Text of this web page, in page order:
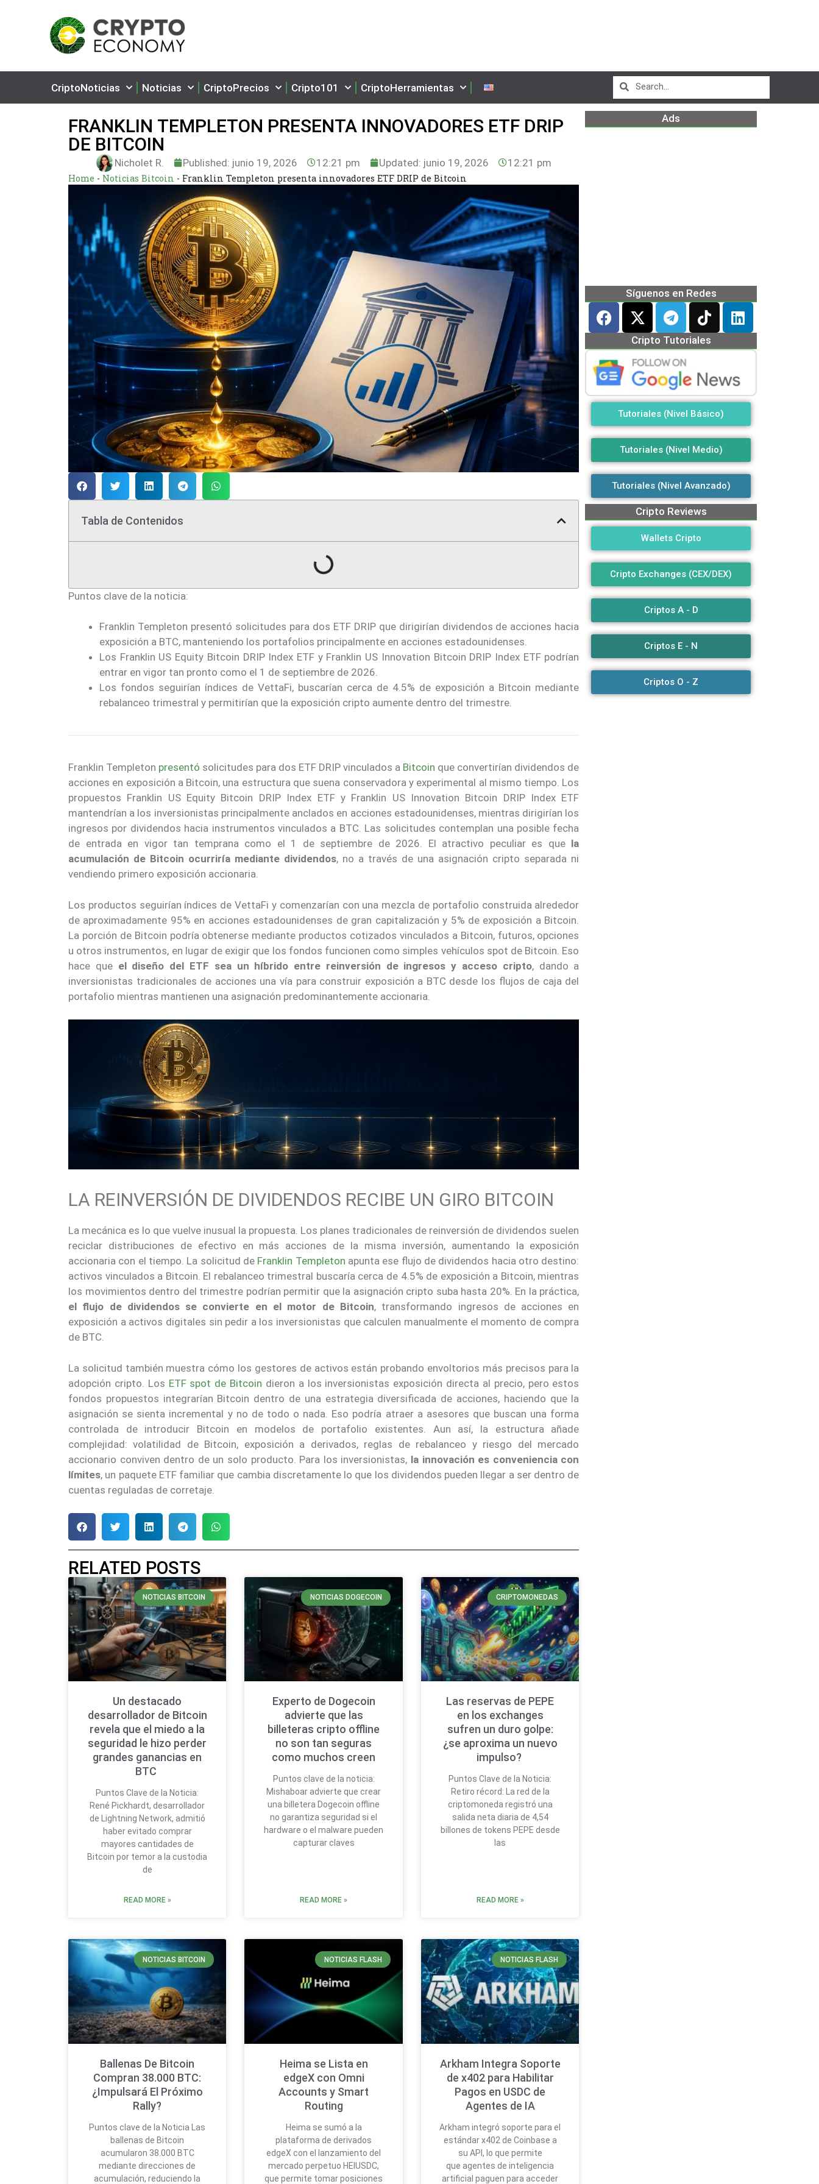
CriptoNoticias Noticias CriptoPrecios Cripto101 CriptoHerramientas
FRANKLIN TEMPLETON PRESENTA INNOVADORES ETF DRIP
DE BITCOIN
Nicholet R. Published: junio 19, 2026 12:21 pm Updated: junio 19, 2026 12:21 pm
Home - Noticias Bitcoin - Franklin Templeton presenta innovadores ETF DRIP de Bitcoin
Tabla de Contenidos
Puntos clave de la noticia:
Franklin Templeton presentó solicitudes para dos ETF DRIP que dirigirían dividendos de acciones hacia
exposición a BTC, manteniendo los portafolios principalmente en acciones estadounidenses.
Los Franklin US Equity Bitcoin DRIP Index ETF y Franklin US Innovation Bitcoin DRIP Index ETF podrían
entrar en vigor tan pronto como el 1 de septiembre de 2026.
Los fondos seguirían índices de VettaFi, buscarían cerca de 4.5% de exposición a Bitcoin mediante
rebalanceo trimestral y permitirían que la exposición cripto aumente dentro del trimestre.
Franklin Templeton presentó solicitudes para dos ETF DRIP vinculados a Bitcoin que convertirían dividendos de
acciones en exposición a Bitcoin, una estructura que suena conservadora y experimental al mismo tiempo. Los
propuestos Franklin US Equity Bitcoin DRIP Index ETF y Franklin US Innovation Bitcoin DRIP Index ETF
mantendrían a los inversionistas principalmente anclados en acciones estadounidenses, mientras dirigirían los
ingresos por dividendos hacia instrumentos vinculados a BTC. Las solicitudes contemplan una posible fecha
de entrada en vigor tan temprana como el 1 de septiembre de 2026. El atractivo peculiar es que la
acumulación de Bitcoin ocurriría mediante dividendos, no a través de una asignación cripto separada ni
vendiendo primero exposición accionaria.
Los productos seguirían índices de VettaFi y comenzarían con una mezcla de portafolio construida alrededor
de aproximadamente 95% en acciones estadounidenses de gran capitalización y 5% de exposición a Bitcoin.
La porción de Bitcoin podría obtenerse mediante productos cotizados vinculados a Bitcoin, futuros, opciones
u otros instrumentos, en lugar de exigir que los fondos funcionen como simples vehículos spot de Bitcoin. Eso
hace que el diseño del ETF sea un híbrido entre reinversión de ingresos y acceso cripto, dando a
inversionistas tradicionales de acciones una vía para construir exposición a BTC desde los flujos de caja del
portafolio mientras mantienen una asignación predominantemente accionaria.
LA REINVERSIÓN DE DIVIDENDOS RECIBE UN GIRO BITCOIN
La mecánica es lo que vuelve inusual la propuesta. Los planes tradicionales de reinversión de dividendos suelen
reciclar distribuciones de efectivo en más acciones de la misma inversión, aumentando la exposición
accionaria con el tiempo. La solicitud de Franklin Templeton apunta ese flujo de dividendos hacia otro destino:
activos vinculados a Bitcoin. El rebalanceo trimestral buscaría cerca de 4.5% de exposición a Bitcoin, mientras
los movimientos dentro del trimestre podrían permitir que la asignación cripto suba hasta 20%. En la práctica,
el flujo de dividendos se convierte en el motor de Bitcoin, transformando ingresos de acciones en
exposición a activos digitales sin pedir a los inversionistas que calculen manualmente el momento de compra
de BTC.
La solicitud también muestra cómo los gestores de activos están probando envoltorios más precisos para la
adopción cripto. Los ETF spot de Bitcoin dieron a los inversionistas exposición directa al precio, pero estos
fondos propuestos integrarían Bitcoin dentro de una estrategia diversificada de acciones, haciendo que la
asignación se sienta incremental y no de todo o nada. Eso podría atraer a asesores que buscan una forma
controlada de introducir Bitcoin en modelos de portafolio existentes. Aun así, la estructura añade
complejidad: volatilidad de Bitcoin, exposición a derivados, reglas de rebalanceo y riesgo del mercado
accionario conviven dentro de un solo producto. Para los inversionistas, la innovación es conveniencia con
límites, un paquete ETF familiar que cambia discretamente lo que los dividendos pueden llegar a ser dentro de
cuentas reguladas de corretaje.
RELATED POSTS
NOTICIAS BITCOIN
Un destacado
desarrollador de Bitcoin
revela que el miedo a la
seguridad le hizo perder
grandes ganancias en
BTC
Puntos Clave de la Noticia:
René Pickhardt, desarrollador
de Lightning Network, admitió
haber evitado comprar
mayores cantidades de
Bitcoin por temor a la custodia
de
READ MORE »
NOTICIAS DOGECOIN
Experto de Dogecoin
advierte que las
billeteras cripto offline
no son tan seguras
como muchos creen
Puntos clave de la noticia:
Mishaboar advierte que crear
una billetera Dogecoin offline
no garantiza seguridad si el
hardware o el malware pueden
capturar claves
READ MORE »
CRIPTOMONEDAS
Las reservas de PEPE
en los exchanges
sufren un duro golpe:
¿se aproxima un nuevo
impulso?
Puntos Clave de la Noticia:
Retiro récord: La red de la
criptomoneda registró una
salida neta diaria de 4,54
billones de tokens PEPE desde
las
READ MORE »
NOTICIAS BITCOIN
Ballenas De Bitcoin
Compran 38.000 BTC:
¿Impulsará El Próximo
Rally?
Puntos clave de la Noticia Las
ballenas de Bitcoin
acumularon 38.000 BTC
mediante direcciones de
acumulación, reduciendo la
NOTICIAS FLASH
Heima se Lista en
edgeX con Omni
Accounts y Smart
Routing
Heima se sumó a la
plataforma de derivados
edgeX con el lanzamiento del
mercado perpetuo HEIUSDC,
que permite tomar posiciones
NOTICIAS FLASH
Arkham Integra Soporte
de x402 para Habilitar
Pagos en USDC de
Agentes de IA
Arkham integró soporte para el
estándar x402 de Coinbase a
su API, lo que permite
que agentes de inteligencia
artificial paguen para acceder
Ads
Síguenos en Redes
Cripto Tutoriales
Tutoriales (Nivel Básico)
Tutoriales (Nivel Medio)
Tutoriales (Nivel Avanzado)
Cripto Reviews
Wallets Cripto
Cripto Exchanges (CEX/DEX)
Criptos A - D
Criptos E - N
Criptos O - Z